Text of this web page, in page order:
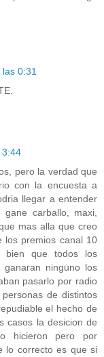
las 0:31
3:44
pero la verdad que
con la encuesta a
llegar a entender
carballo, maxi,
mas alla que creo
los premios canal 10
bien que todos los
ninguno los
pasarlo por radio
de distintos
el hecho de
casos la desicion de
hicieron pero por
lo correcto es que si